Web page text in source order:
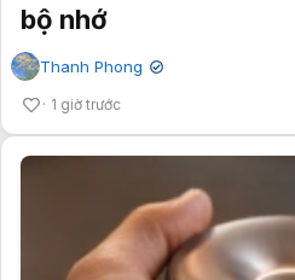
bộ nhớ
Thanh Phong ✔
1 giờ trước